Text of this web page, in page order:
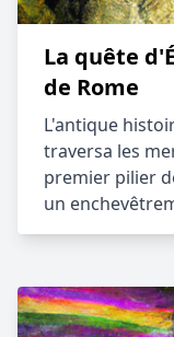
La quête
de Rome
L'antique
traversa les
premier pilier
un